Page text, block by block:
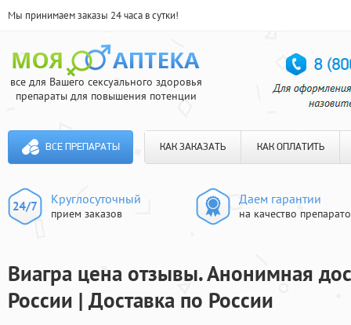
Мы принимаем заказы 24 часа в сутки!
все для Вашего сексуального здоровья
препараты для повышения потенции
ВСЕ ПРЕПАРАТЫ КАК ЗАКАЗАТЬ КАК ОПЛАТИТЬ
Круглосуточный
прием заказов
Даем гарантии
на качество
Виагра цена отзывы. Анонимная
России | Доставка по России